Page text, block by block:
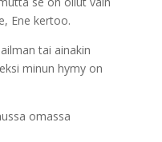
Ene kertoo.
tai ainakin
minun hymy on
omassa